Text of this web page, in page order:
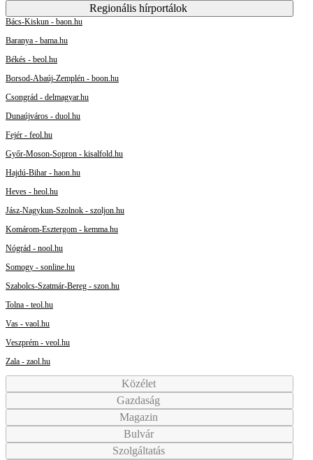
Regionális hírportálok
Bács-Kiskun - baon.hu
Baranya - bama.hu
Békés - beol.hu
Borsod-Abaúj-Zemplén - boon.hu
Csongrád - delmagyar.hu
Dunaújváros - duol.hu
Fejér - feol.hu
Győr-Moson-Sopron - kisalfold.hu
Hajdú-Bihar - haon.hu
Heves - heol.hu
Jász-Nagykun-Szolnok - szoljon.hu
Komárom-Esztergom - kemma.hu
Nógrád - nool.hu
Somogy - sonline.hu
Szabolcs-Szatmár-Bereg - szon.hu
Tolna - teol.hu
Vas - vaol.hu
Veszprém - veol.hu
Zala - zaol.hu
Közélet
Gazdaság
Magazin
Bulvár
Szolgáltatás